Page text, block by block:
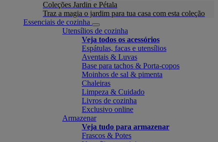
Coleções Jardin e Pétala
Traz a magia o jardim para tua casa com esta coleção
Essenciais de cozinha
Utensílios de cozinha
Veja todos os acessórios
Espátulas, facas e utensílios
Aventais & Luvas
Base para tachos & Porta-copos
Moinhos de sal & pimenta
Chaleiras
Limpeza & Cuidado
Livros de cozinha
Exclusivo online
Armazenar
Veja tudo para armazenar
Frascos & Potes